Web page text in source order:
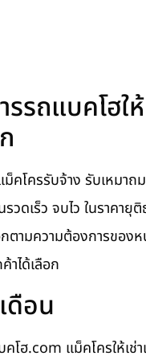
รถแบคโฮ
แม็คโครรับจ้าง รับเห
ดเร็ว จบไว ในราคา
ามความต้องการของ
าได้เลือก
ดือน
โฮ.com แม็คโครให้เ